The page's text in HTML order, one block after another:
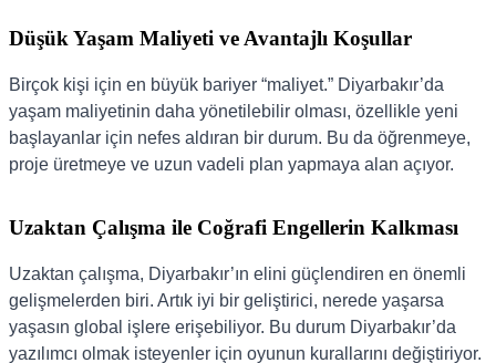
Düşük Yaşam Maliyeti ve Avantajlı Koşullar
Birçok kişi için en büyük bariyer “maliyet.” Diyarbakır’da
yaşam maliyetinin daha yönetilebilir olması, özellikle yeni
başlayanlar için nefes aldıran bir durum. Bu da öğrenmeye,
proje üretmeye ve uzun vadeli plan yapmaya alan açıyor.
Uzaktan Çalışma ile Coğrafi Engellerin Kalkması
Uzaktan çalışma, Diyarbakır’ın elini güçlendiren en önemli
gelişmelerden biri. Artık iyi bir geliştirici, nerede yaşarsa
yaşasın global işlere erişebiliyor. Bu durum Diyarbakır’da
yazılımcı olmak isteyenler için oyunun kurallarını değiştiriyor.